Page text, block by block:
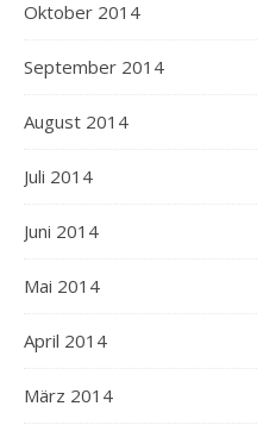
Oktober 2014
September 2014
August 2014
Juli 2014
Juni 2014
Mai 2014
April 2014
März 2014